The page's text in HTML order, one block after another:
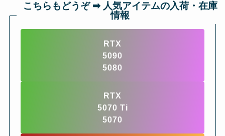
こちらもどうぞ ➡︎ 人気アイテムの入荷・在庫
情報
RTX
5090
5080
RTX
5070 Ti
5070